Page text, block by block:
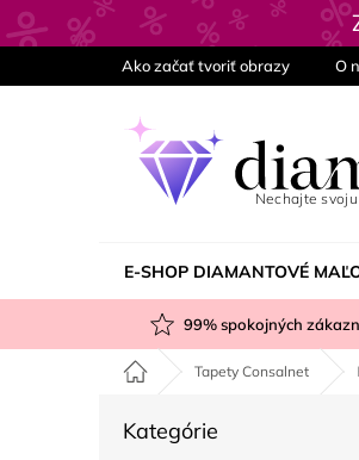
Prejsť
na
Ako začať tvoriť obrazy O
E-SHOP DIAMANTOVÉ
99% spokojných
Domov Tapety Consalnet
Preskočiť
Kategórie